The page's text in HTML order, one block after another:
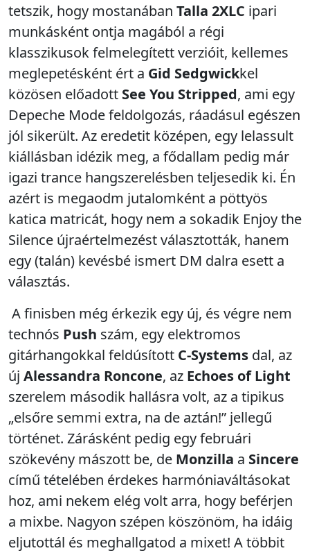
tetszik, hogy mostanában Talla 2XLC ipari
munkásként ontja magából a régi
klasszikusok felmelegített verzióit, kellemes
meglepetésként ért a Gid Sedgwickkel
közösen előadott See You Stripped, ami egy
Depeche Mode feldolgozás, ráadásul egészen
jól sikerült. Az eredetit középen, egy lelassult
kiállásban idézik meg, a fődallam pedig már
igazi trance hangszerelésben teljesedik ki. Én
azért is megaodm jutalomként a pöttyös
katica matricát, hogy nem a sokadik Enjoy the
Silence újraértelmezést választották, hanem
egy (talán) kevésbé ismert DM dalra esett a
választás.
A finisben még érkezik egy új, és végre nem
technós Push szám, egy elektromos
gitárhangokkal feldúsított C-Systems dal, az
új Alessandra Roncone, az Echoes of Light
szerelem második hallásra volt, az a tipikus
„elsőre semmi extra, na de aztán!” jellegű
történet. Zárásként pedig egy februári
szökevény mászott be, de Monzilla a Sincere
című tételében érdekes harmóniaváltásokat
hoz, ami nekem elég volt arra, hogy beférjen
a mixbe. Nagyon szépen köszönöm, ha idáig
eljutottál és meghallgatod a mixet! A többit